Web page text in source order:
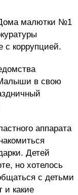
Дома малютки №1
с коррупцией.
в свою
аппарата
Детей
но хотелось
с детьми
и какие